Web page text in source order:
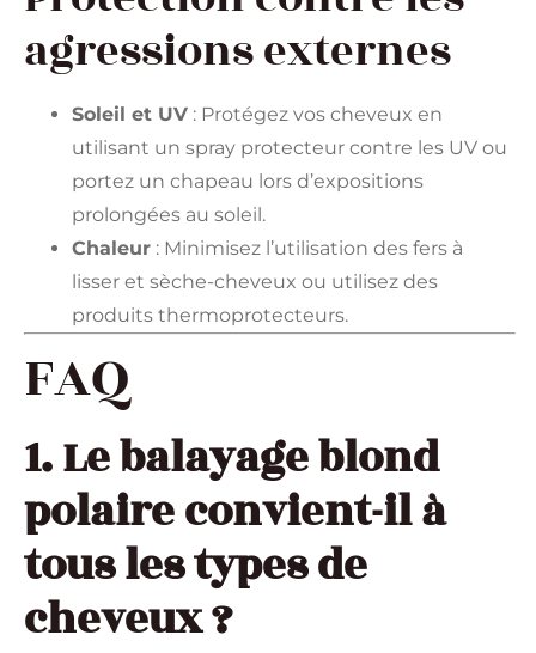
agressions externes
Soleil et UV : Protégez vos cheveux en
utilisant un spray protecteur contre les UV ou
portez un chapeau lors d’expositions
prolongées au soleil.
Chaleur : Minimisez l’utilisation des fers à
lisser et sèche-cheveux ou utilisez des
produits thermoprotecteurs.
FAQ
1. Le balayage blond
polaire convient-il à
tous les types de
cheveux ?